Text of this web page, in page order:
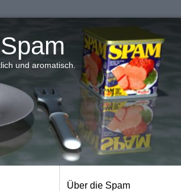
und aromatisch.
Über die Spam